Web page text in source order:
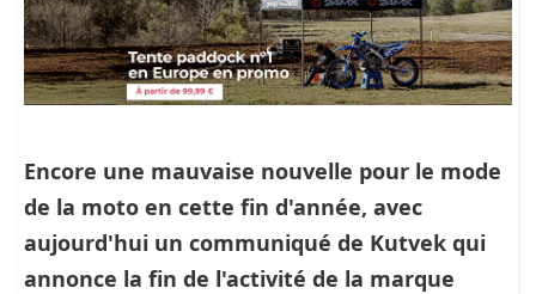
Encore une mauvaise nouvelle pour le mode
de la moto en cette fin d'année, avec
aujourd'hui un communiqué de Kutvek qui
annonce la fin de l'activité de la marque